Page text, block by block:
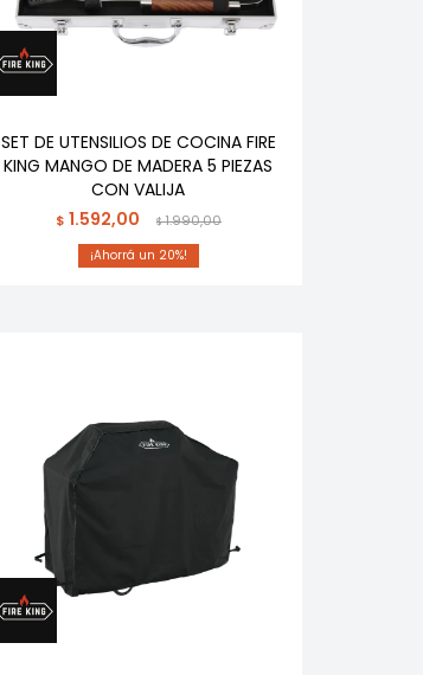
SET DE UTENSILIOS DE COCINA FIRE
KING MANGO DE MADERA 5 PIEZAS
CON VALIJA
$ 1.592,00 $1.990,00
20